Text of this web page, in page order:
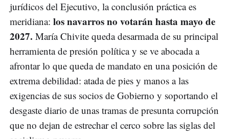
jurídicos del Ejecutivo, la conclusión práctica es
meridiana: los navarros no votarán hasta mayo de
2027. María Chivite queda desarmada de su principal
herramienta de presión política y se ve abocada a
afrontar lo que queda de mandato en una posición de
extrema debilidad: atada de pies y manos a las
exigencias de sus socios de Gobierno y soportando el
desgaste diario de unas tramas de presunta corrupción
que no dejan de estrechar el cerco sobre las siglas del